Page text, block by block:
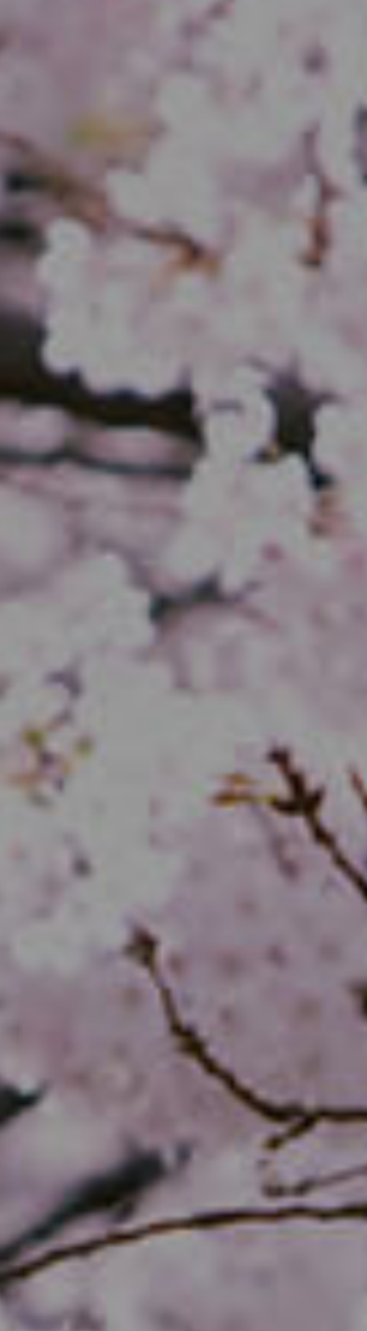
アクセス
ご予約・お問い合わせ